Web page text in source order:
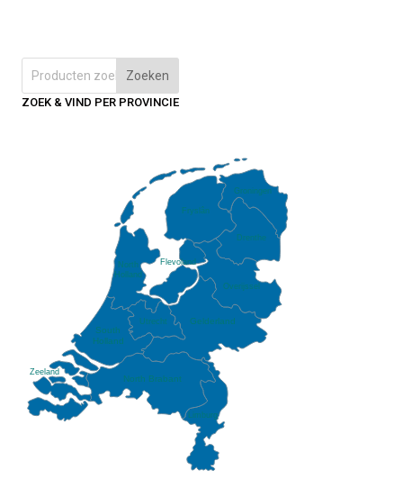
Zoeken
ZOEK & VIND PER PROVINCIE
Drenthe
Flevoland
Fryslân
Gelderland
Groningen
Limburg
North Brabant
North
Holland
Overijssel
South
Holland
Utrecht
Zeeland